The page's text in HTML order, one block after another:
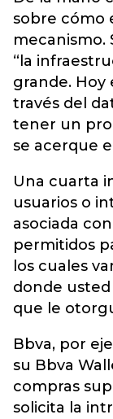
sobre cómo
mecanismo.
“la
grande. Hoy
través del
tener un
se acerque
Una cuarta
usuarios o
asociada
permitidos
los cuales
donde
que le
Bbva, por
su Bbva
compras
solicita la